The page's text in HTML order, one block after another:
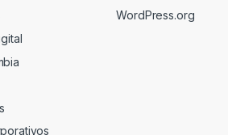
WordPress.org